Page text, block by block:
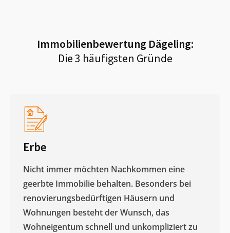
Immobilienbewertung Dägeling:
Die 3 häufigsten Gründe
Erbe
Nicht immer möchten Nachkommen eine
geerbte Immobilie behalten. Besonders bei
renovierungsbedürftigen Häusern und
Wohnungen besteht der Wunsch, das
Wohneigentum schnell und unkompliziert zu